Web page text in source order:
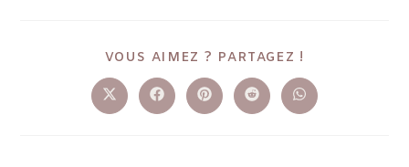
VOUS AIMEZ ? PARTAGEZ !